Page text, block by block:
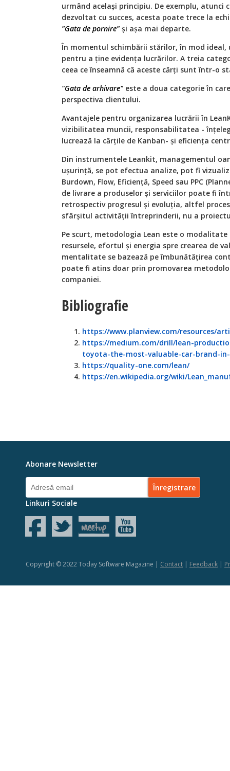
urmând același principiu. De exemplu, atunci
dezvoltat cu succes, acesta poate trece la
"Gata de pornire" și așa mai departe.
În momentul schimbării stărilor, în mod ideal,
pentru a ține evidența lucrărilor. A treia
ceea ce înseamnă că aceste cărți sunt într-o
"Gata de arhivare" este a doua categorie în
perspectiva clientului.
Avantajele pentru organizarea lucrării în
vizibilitatea muncii, responsabilitatea -
lucrează la cărțile de Kanban- și eficiența
Din instrumentele Leankit, managementul
ușurință, se pot efectua analize, pot fi
Burdown, Flow, Eficiență, Speed sau PPC
de livrare a produselor și serviciilor poate fi
retrospectiv progresul și evoluția, altfel
sfârșitul activității întreprinderii, nu a
Pe scurt, metodologia Lean este o
resursele, efortul și energia spre crearea de
mentalitate se bazează pe îmbunătățirea
poate fi atins doar prin promovarea
companiei.
Bibliografie
https://www.planview.com/resources/
https://medium.com/drill/lean-
toyota-the-most-valuable-car-brand-in-
https://quality-one.com/lean/
https://en.wikipedia.org/wiki/
Abonare Newsletter
Linkuri Sociale
Copyright © 2022 Today Software Magazine | Contact | Feedback |